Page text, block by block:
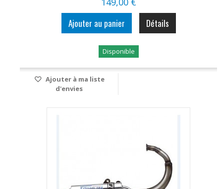
Ajouter au panier Détails
Disponible
Ajouter à ma liste
d'envies